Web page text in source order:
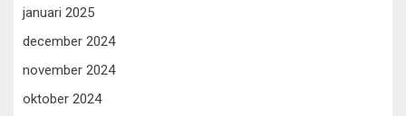
januari 2025
december 2024
november 2024
oktober 2024